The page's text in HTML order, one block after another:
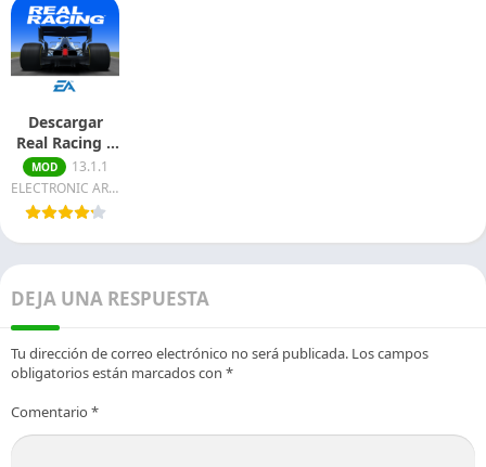
Descargar
Real Racing 3
Mod APK Para
Android
MOD
13.1.1
ELECTRONIC ARTS
DEJA UNA RESPUESTA
Tu dirección de correo electrónico no será publicada. Los campos
obligatorios están marcados con *
Comentario *